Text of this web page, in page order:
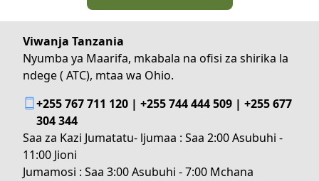
Viwanja Tanzania
Nyumba ya Maarifa, mkabala na ofisi za shirika la
ndege ( ATC), mtaa wa Ohio.
+255 767 711 120 | +255 744 444 509 | +255 677
304 344
Saa za Kazi Jumatatu- ljumaa : Saa 2:00 Asubuhi -
11:00 Jioni
Jumamosi : Saa 3:00 Asubuhi - 7:00 Mchana